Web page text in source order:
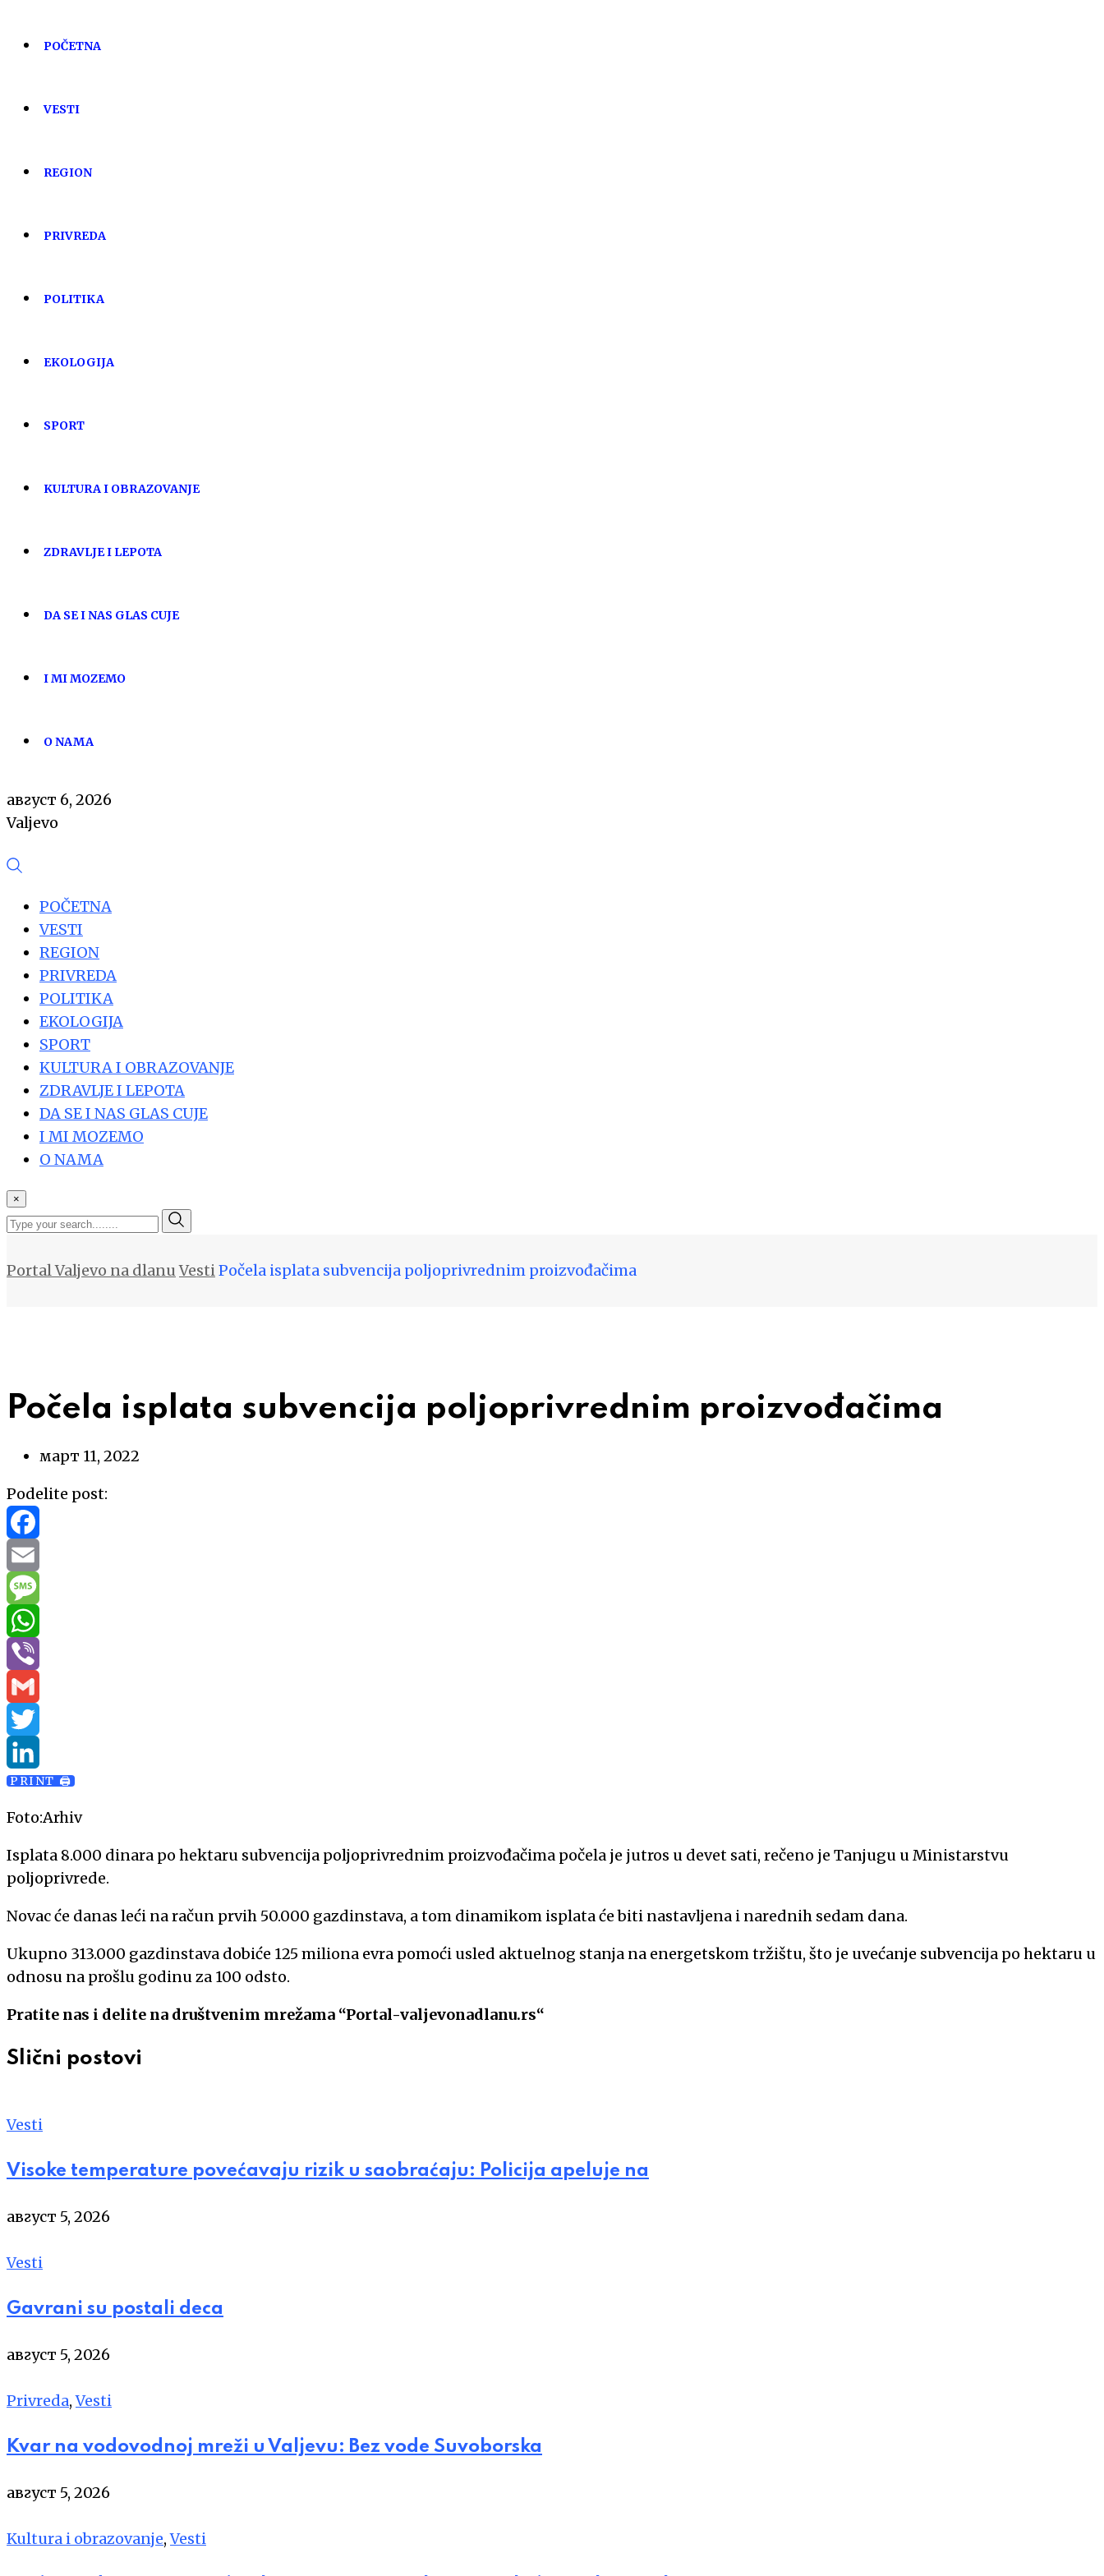
POČETNA
VESTI
REGION
PRIVREDA
POLITIKA
EKOLOGIJA
SPORT
KULTURA I OBRAZOVANJE
ZDRAVLJE I LEPOTA
DA SE I NAS GLAS CUJE
I MI MOZEMO
O NAMA
август 6, 2026
Valjevo
POČETNA
VESTI
REGION
PRIVREDA
POLITIKA
EKOLOGIJA
SPORT
KULTURA I OBRAZOVANJE
ZDRAVLJE I LEPOTA
DA SE I NAS GLAS CUJE
I MI MOZEMO
O NAMA
×
Portal Valjevo na dlanu VestiPočela isplata subvencija poljoprivrednim proizvođačima
Počela isplata subvencija poljoprivrednim proizvođačima
март 11, 2022
Podelite post:
Facebook
Email
Message
WhatsApp
Viber
Gmail
Twitter
LinkedIn
PRINT 🖨
Foto:Arhiv
Isplata 8.000 dinara po hektaru subvencija poljoprivrednim proizvođačima počela je jutros u devet sati, rečeno je Tanjugu u Ministarstvu
poljoprivrede.
Novac će danas leći na račun prvih 50.000 gazdinstava, a tom dinamikom isplata će biti nastavljena i narednih sedam dana.
Ukupno 313.000 gazdinstava dobiće 125 miliona evra pomoći usled aktuelnog stanja na energetskom tržištu, što je uvećanje subvencija po hektaru u
odnosu na prošlu godinu za 100 odsto.
Pratite nas i delite na društvenim mrežama “Portal-valjevonadlanu.rs“
Slični postovi
Vesti
Visoke temperature povećavaju rizik u saobraćaju: Policija apeluje na
август 5, 2026
Vesti
Gavrani su postali deca
август 5, 2026
Privreda,Vesti
Kvar na vodovodnoj mreži u Valjevu: Bez vode Suvoborska
август 5, 2026
Kultura i obrazovanje,Vesti